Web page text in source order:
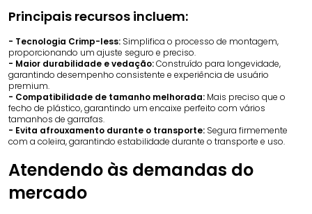
Principais recursos incluem:
- Tecnologia Crimp-less: Simplifica o processo de montagem,
proporcionando um ajuste seguro e preciso.
- Maior durabilidade e vedação:Construído para longevidade,
garantindo desempenho consistente e experiência de usuário
premium.
- Compatibilidade de tamanho melhorada: Mais preciso que o
fecho de plástico, garantindo um encaixe perfeito com vários
tamanhos de garrafas.
- Evita afrouxamento durante o transporte: Segura firmemente
com a coleira, garantindo estabilidade durante o transporte e uso.
Atendendo às demandas do
mercado